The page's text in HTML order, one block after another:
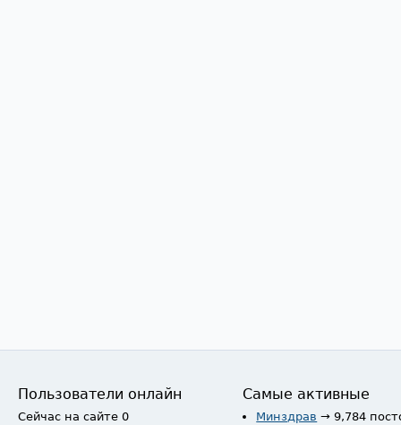
Пользователи онлайн
Сейчас на сайте 0
Самые активные
Минздрав → 9,784